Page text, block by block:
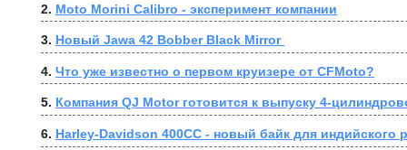
2. Moto Morini Calibro - эксперимент компании
3. Новый Jawa 42 Bobber Black Mirror
4. Что уже известно о первом круизере от CFMoto?
5. Компания QJ Motor готовится к выпуску 4-
6. Harley-Davidson 400CC - новый байк для индийского